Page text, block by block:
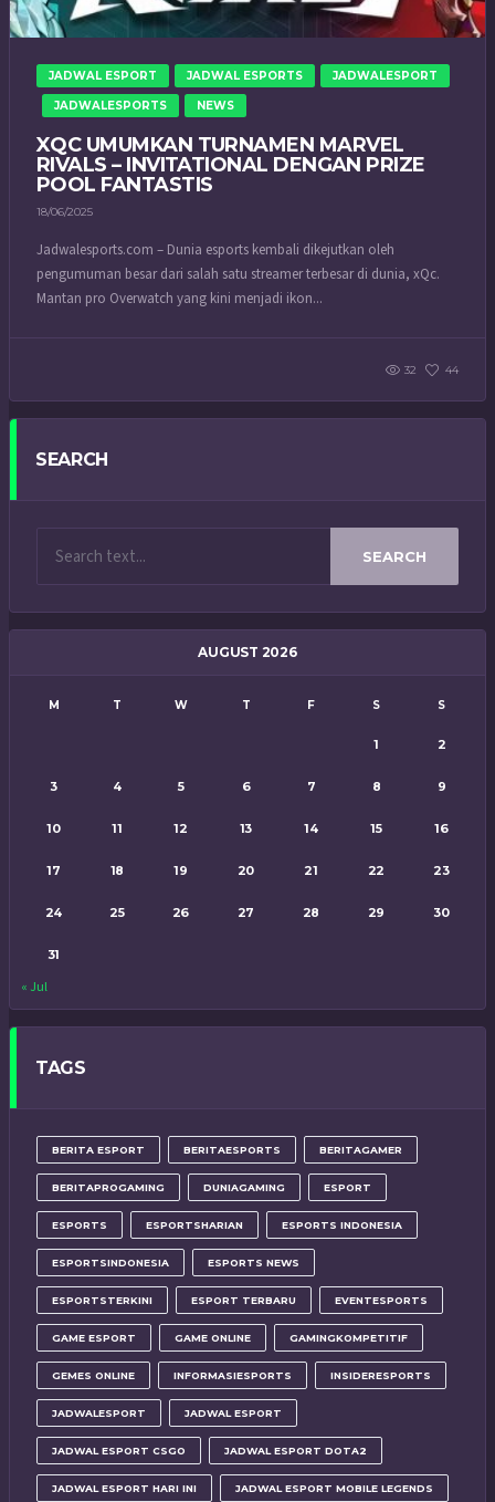
JADWAL ESPORT JADWAL ESPORTS JADWALESPORT
JADWALESPORTS NEWS
XQC UMUMKAN TURNAMEN MARVEL
RIVALS – INVITATIONAL DENGAN PRIZE
POOL FANTASTIS
18/06/2025
Jadwalesports.com – Dunia esports kembali dikejutkan oleh
pengumuman besar dari salah satu streamer terbesar di dunia, xQc.
Mantan pro Overwatch yang kini menjadi ikon...
32 44
SEARCH
SEARCH
AUGUST 2026
M T W T F S S
1 2
3 4 5 6 7 8 9
10 11 12 13 14 15 16
17 18 19 20 21 22 23
24 25 26 27 28 29 30
31
« Jul
TAGS
BERITA ESPORT BERITAESPORTS BERITAGAMER
BERITAPROGAMING DUNIAGAMING ESPORT
ESPORTS ESPORTSHARIAN ESPORTS INDONESIA
ESPORTSINDONESIA ESPORTS NEWS
ESPORTSTERKINI ESPORT TERBARU EVENTESPORTS
GAME ESPORT GAME ONLINE GAMINGKOMPETITIF
GEMES ONLINE INFORMASIESPORTS INSIDERESPORTS
JADWALESPORT JADWAL ESPORT
JADWAL ESPORT CSGO JADWAL ESPORT DOTA2
JADWAL ESPORT HARI INI JADWAL ESPORT MOBILE LEGENDS